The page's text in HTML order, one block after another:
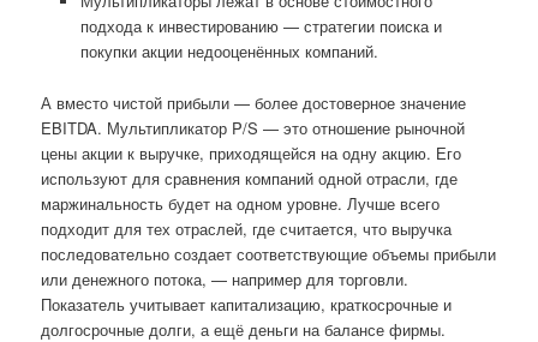
подхода к инвестированию — стратегии поиска и
покупки акции недооценённых компаний.
А вместо чистой прибыли — более достоверное значение
EBITDA. Мультипликатор P/S — это отношение рыночной
цены акции к выручке, приходящейся на одну акцию. Его
используют для сравнения компаний одной отрасли, где
маржинальность будет на одном уровне. Лучше всего
подходит для тех отраслей, где считается, что выручка
последовательно создает соответствующие объемы прибыли
или денежного потока, — например для торговли.
Показатель учитывает капитализацию, краткосрочные и
долгосрочные долги, а ещё деньги на балансе фирмы.